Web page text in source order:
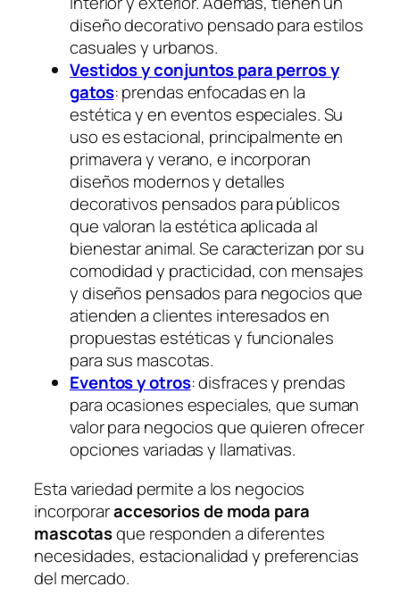
diseño decorativo pensado para estilos
casuales y urbanos.
Vestidos y conjuntos para perros y
gatos: prendas enfocadas en la
estética y en eventos especiales. Su
uso es estacional, principalmente en
primavera y verano, e incorporan
diseños modernos y detalles
decorativos pensados para públicos
que valoran la estética aplicada al
bienestar animal. Se caracterizan por su
comodidad y practicidad, con mensajes
y diseños pensados para negocios que
atienden a clientes interesados en
propuestas estéticas y funcionales
para sus mascotas.
Eventos y otros: disfraces y prendas
para ocasiones especiales, que suman
valor para negocios que quieren ofrecer
opciones variadas y llamativas.
Esta variedad permite a los negocios
incorporaraccesorios de moda para
mascotasque responden a diferentes
necesidades, estacionalidad y preferencias
del mercado.